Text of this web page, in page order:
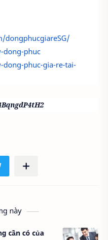
dongphucgiareSG/
dong-phuc
phuc-gia-re-tai-
này
cần có của